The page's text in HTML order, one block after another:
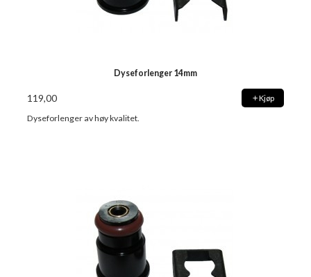
Dyseforlenger 14mm
119,00 Kjøp
Dyseforlenger av høy kvalitet.